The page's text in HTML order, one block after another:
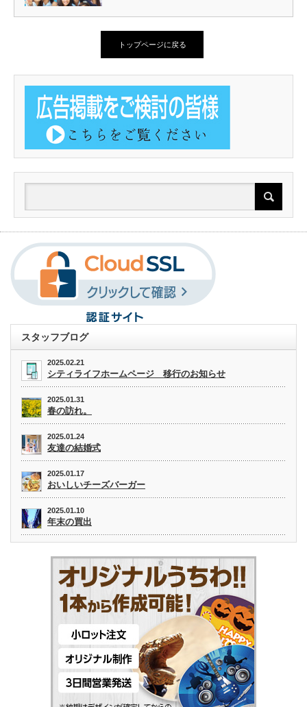
トップページに戻る
スタッフブログ
2025.02.21
シティライフホームページ 移行のお知らせ
2025.01.31
春の訪れ。
2025.01.24
友達の結婚式
2025.01.17
おいしいチーズバーガー
2025.01.10
年末の買出